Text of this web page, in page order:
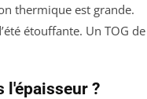
thermique est grande.
étouffante. Un TOG de
l'épaisseur ?